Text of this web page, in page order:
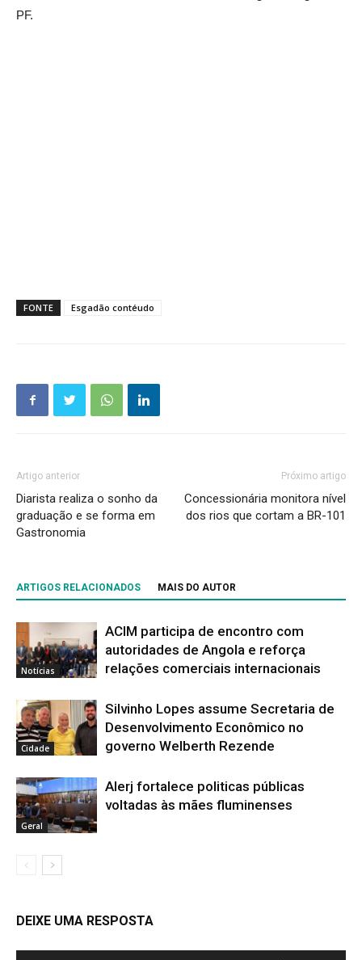
PF.
FONTE Esgadão contéudo
Artigo anterior
Diarista realiza o sonho da
graduação e se forma em
Gastronomia
Próximo artigo
Concessionária monitora nível
dos rios que cortam a BR-101
ARTIGOS RELACIONADOS MAIS DO AUTOR
Notícias
ACIM participa de encontro com
autoridades de Angola e reforça
relações comerciais internacionais
Cidade
Silvinho Lopes assume Secretaria de
Desenvolvimento Econômico no
governo Welberth Rezende
Geral
Alerj fortalece politicas públicas
voltadas às mães fluminenses
DEIXE UMA RESPOSTA